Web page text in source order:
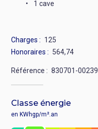
1 cave
Charges
125
Honoraires
564,74
Référence 830701-00239
Classe énergie
en KWhgp/m².an